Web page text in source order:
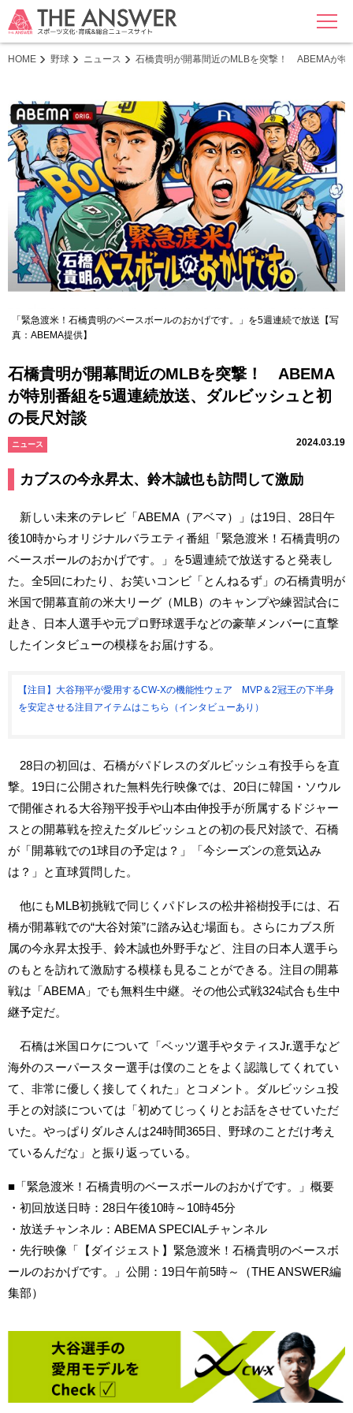
MENU
HOME 野球 ニュース 石橋貴明が開幕間近のMLBを突撃！ ABEMAが特
「緊急渡米！石橋貴明のベースボールのおかげです。」を5週連続で放送【写
真：ABEMA提供】
石橋貴明が開幕間近のMLBを突撃！ ABEMA
が特別番組を5週連続放送、ダルビッシュと初
の長尺対談
ニュース 2024.03.19
カブスの今永昇太、鈴木誠也も訪問して激励
新しい未来のテレビ「ABEMA（アベマ）」は19日、28日午
後10時からオリジナルバラエティ番組「緊急渡米！石橋貴明の
ベースボールのおかげです。」を5週連続で放送すると発表し
た。全5回にわたり、お笑いコンビ「とんねるず」の石橋貴明が
米国で開幕直前の米大リーグ（MLB）のキャンプや練習試合に
赴き、日本人選手や元プロ野球選手などの豪華メンバーに直撃
したインタビューの模様をお届けする。
【注目】大谷翔平が愛用するCW-Xの機能性ウェア MVP＆2冠王の下半身
を安定させる注目アイテムはこちら（インタビューあり）
28日の初回は、石橋がパドレスのダルビッシュ有投手らを直
撃。19日に公開された無料先行映像では、20日に韓国・ソウル
で開催される大谷翔平投手や山本由伸投手が所属するドジャー
スとの開幕戦を控えたダルビッシュとの初の長尺対談で、石橋
が「開幕戦での1球目の予定は？」「今シーズンの意気込み
は？」と直球質問した。
他にもMLB初挑戦で同じくパドレスの松井裕樹投手には、石
橋が開幕戦での“大谷対策”に踏み込む場面も。さらにカブス所
属の今永昇太投手、鈴木誠也外野手など、注目の日本人選手ら
のもとを訪れて激励する模様も見ることができる。注目の開幕
戦は「ABEMA」でも無料生中継。その他公式戦324試合も生中
継予定だ。
石橋は米国ロケについて「ベッツ選手やタティスJr.選手など
海外のスーパースター選手は僕のことをよく認識してくれてい
て、非常に優しく接してくれた」とコメント。ダルビッシュ投
手との対談については「初めてじっくりとお話をさせていただ
いた。やっぱりダルさんは24時間365日、野球のことだけ考え
ているんだな」と振り返っている。
■「緊急渡米！石橋貴明のベースボールのおかげです。」概要
・初回放送日時：28日午後10時～10時45分
・放送チャンネル：ABEMA SPECIALチャンネル
・先行映像「【ダイジェスト】緊急渡米！石橋貴明のベースボ
ールのおかげです。」公開：19日午前5時～（THE ANSWER編
集部）